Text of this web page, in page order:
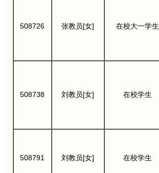
508726 张教员[女] 在校大一学生
508738 刘教员[女] 在校学生
508791 刘教员[女] 在校学生